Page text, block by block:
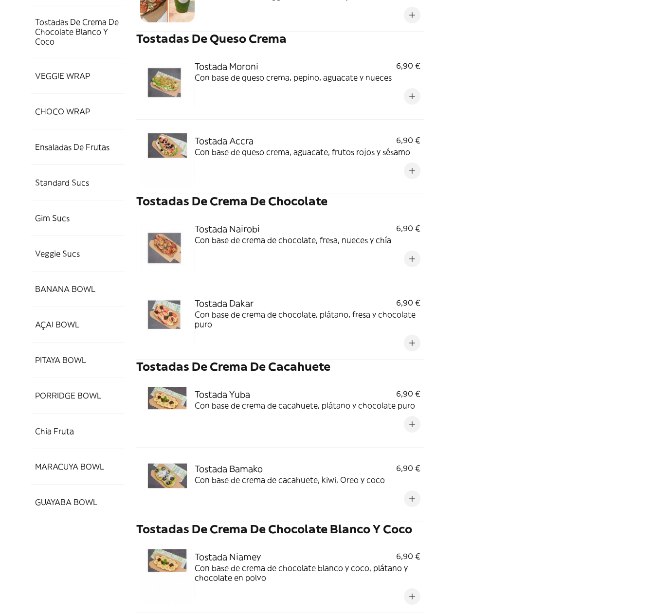
Tostadas De Crema De
Chocolate Blanco Y
Coco
VEGGIE WRAP
CHOCO WRAP
Ensaladas De Frutas
Standard Sucs
Gim Sucs
Veggie Sucs
BANANA BOWL
AÇAI BOWL
PITAYA BOWL
PORRIDGE BOWL
Chia Fruta
MARACUYA BOWL
GUAYABA BOWL
Tostadas De Queso Crema
Tostada Moroni
6,90 €
Con base de queso crema, pepino, aguacate y nueces
Tostada Accra
6,90 €
Con base de queso crema, aguacate, frutos rojos y sésamo
Tostadas De Crema De Chocolate
Tostada Nairobi
6,90 €
Con base de crema de chocolate, fresa, nueces y chía
Tostada Dakar
6,90 €
Con base de crema de chocolate, plátano, fresa y chocolate
puro
Tostadas De Crema De Cacahuete
Tostada Yuba
6,90 €
Con base de crema de cacahuete, plátano y chocolate puro
Tostada Bamako
6,90 €
Con base de crema de cacahuete, kiwi, Oreo y coco
Tostadas De Crema De Chocolate Blanco Y Coco
Tostada Niamey
6,90 €
Con base de crema de chocolate blanco y coco, plátano y
chocolate en polvo